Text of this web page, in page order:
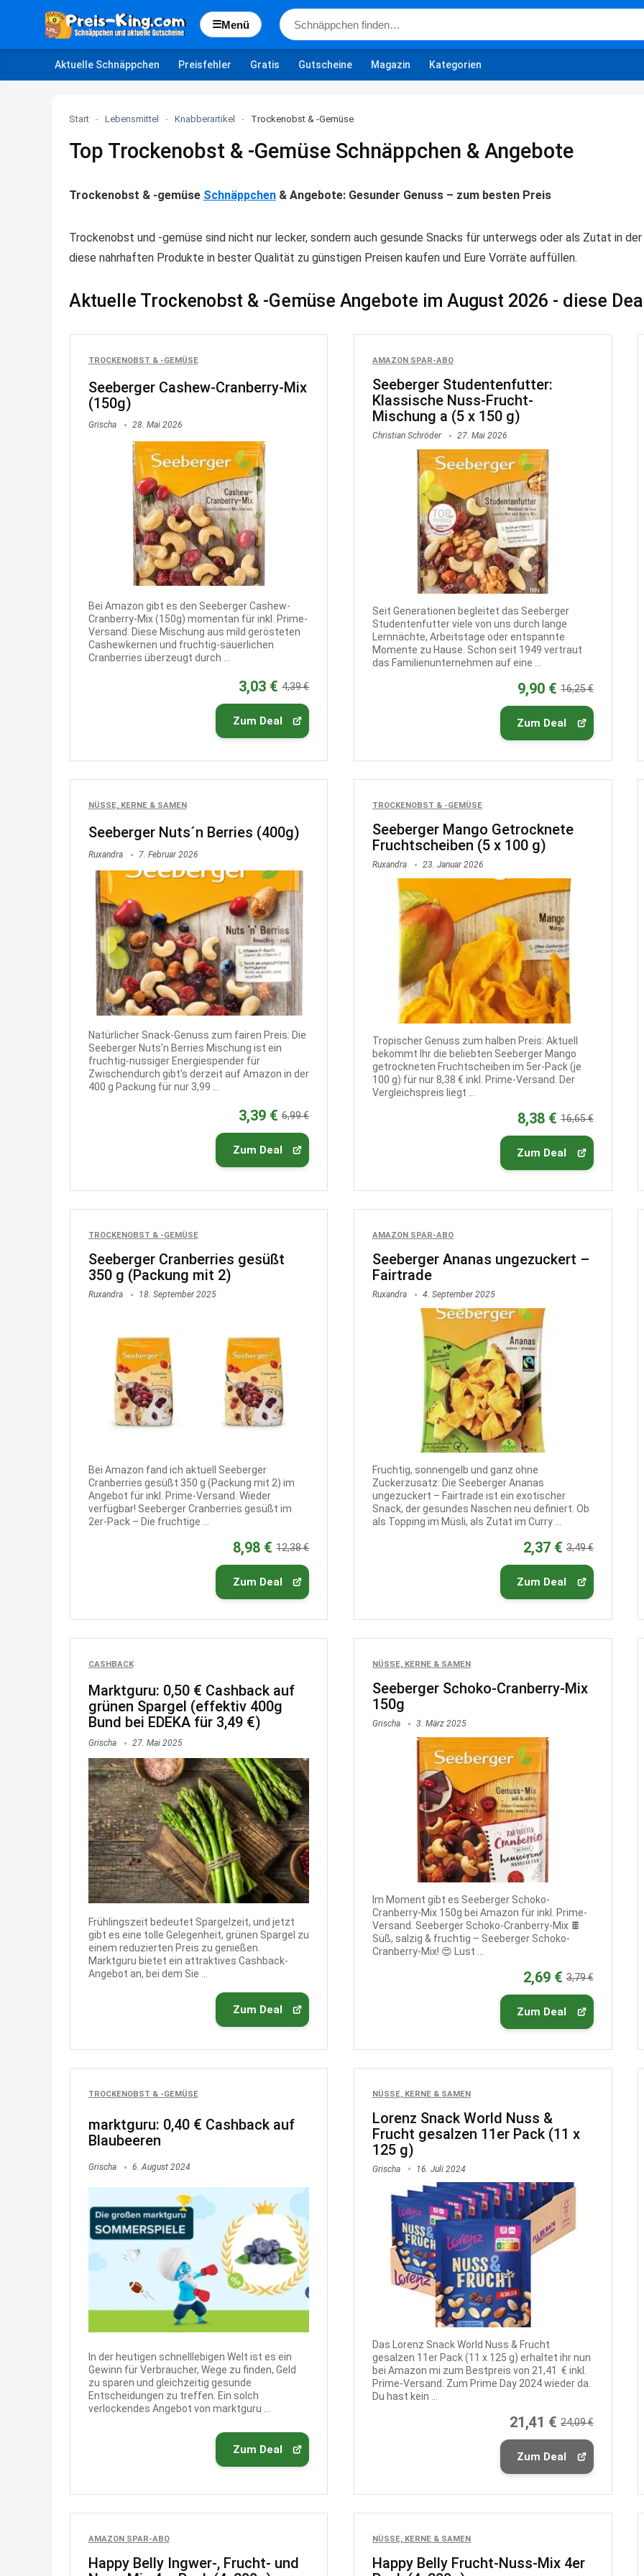
☰Menü
Aktuelle Schnäppchen Preisfehler Gratis Gutscheine Magazin Kategorien
Start - Lebensmittel - Knabberartikel - Trockenobst & -Gemüse
Top Trockenobst & -Gemüse Schnäppchen & Angebote
Trockenobst & -gemüse Schnäppchen & Angebote: Gesunder Genuss – zum besten Preis
Trockenobst und -gemüse sind nicht nur lecker, sondern auch gesunde Snacks für unterwegs oder als Zutat in
diese nahrhaften Produkte in bester Qualität zu günstigen Preisen kaufen und Eure Vorräte auffüllen.
Aktuelle Trockenobst & -Gemüse Angebote im August 2026 - diese
TROCKENOBST & -GEMÜSE
Seeberger Cashew-Cranberry-Mix
(150g)
Grischa 28. Mai 2026
Bei Amazon gibt es den Seeberger Cashew-
Cranberry-Mix (150g) momentan für inkl. Prime-
Versand. Diese Mischung aus mild gerösteten
Cashewkernen und fruchtig-säuerlichen
Cranberries überzeugt durch ...
3,03 € 4,39 €
Zum Deal
AMAZON SPAR-ABO
Seeberger Studentenfutter:
Klassische Nuss-Frucht-
Mischung a (5 x 150 g)
Christian Schröder 27. Mai 2026
Seit Generationen begleitet das Seeberger
Studentenfutter viele von uns durch lange
Lernnächte, Arbeitstage oder entspannte
Momente zu Hause. Schon seit 1949 vertraut
das Familienunternehmen auf eine ...
9,90 € 16,25 €
Zum Deal
NÜSSE, KERNE & SAMEN
Seeberger Nuts´n Berries (400g)
Ruxandra 7. Februar 2026
Natürlicher Snack-Genuss zum fairen Preis: Die
Seeberger Nuts’n Berries Mischung ist ein
fruchtig-nussiger Energiespender für
Zwischendurch gibt's derzeit auf Amazon in der
400 g Packung für nur 3,99 ...
3,39 € 6,99 €
Zum Deal
TROCKENOBST & -GEMÜSE
Seeberger Mango Getrocknete
Fruchtscheiben (5 x 100 g)
Ruxandra 23. Januar 2026
Tropischer Genuss zum halben Preis: Aktuell
bekommt Ihr die beliebten Seeberger Mango
getrockneten Fruchtscheiben im 5er-Pack (je
100 g) für nur 8,38 € inkl. Prime-Versand. Der
Vergleichspreis liegt ...
8,38 € 16,65 €
Zum Deal
TROCKENOBST & -GEMÜSE
Seeberger Cranberries gesüßt
350 g (Packung mit 2)
Ruxandra 18. September 2025
Bei Amazon fand ich aktuell Seeberger
Cranberries gesüßt 350 g (Packung mit 2) im
Angebot für inkl. Prime-Versand. Wieder
verfügbar! Seeberger Cranberries gesüßt im
2er-Pack – Die fruchtige ...
8,98 € 12,38 €
Zum Deal
AMAZON SPAR-ABO
Seeberger Ananas ungezuckert –
Fairtrade
Ruxandra 4. September 2025
Fruchtig, sonnengelb und ganz ohne
Zuckerzusatz: Die Seeberger Ananas
ungezuckert – Fairtrade ist ein exotischer
Snack, der gesundes Naschen neu definiert. Ob
als Topping im Müsli, als Zutat im Curry ...
2,37 € 3,49 €
Zum Deal
CASHBACK
Marktguru: 0,50 € Cashback auf
grünen Spargel (effektiv 400g
Bund bei EDEKA für 3,49 €)
Grischa 27. Mai 2025
Frühlingszeit bedeutet Spargelzeit, und jetzt
gibt es eine tolle Gelegenheit, grünen Spargel zu
einem reduzierten Preis zu genießen.
Marktguru bietet ein attraktives Cashback-
Angebot an, bei dem Sie ...
Zum Deal
NÜSSE, KERNE & SAMEN
Seeberger Schoko-Cranberry-Mix
150g
Grischa 3. März 2025
Im Moment gibt es Seeberger Schoko-
Cranberry-Mix 150g bei Amazon für inkl. Prime-
Versand. Seeberger Schoko-Cranberry-Mix 🍫
Süß, salzig & fruchtig – Seeberger Schoko-
Cranberry-Mix! 😍 Lust ...
2,69 € 3,79 €
Zum Deal
TROCKENOBST & -GEMÜSE
marktguru: 0,40 € Cashback auf
Blaubeeren
Grischa 6. August 2024
In der heutigen schnelllebigen Welt ist es ein
Gewinn für Verbraucher, Wege zu finden, Geld
zu sparen und gleichzeitig gesunde
Entscheidungen zu treffen. Ein solch
verlockendes Angebot von marktguru ...
Zum Deal
NÜSSE, KERNE & SAMEN
Lorenz Snack World Nuss &
Frucht gesalzen 11er Pack (11 x
125 g)
Grischa 16. Juli 2024
Das Lorenz Snack World Nuss & Frucht
gesalzen 11er Pack (11 x 125 g) erhaltet ihr nun
bei Amazon mi zum Bestpreis von 21,41 € inkl.
Prime-Versand. Zum Prime Day 2024 wieder da.
Du hast kein ...
21,41 € 24,09 €
Zum Deal
AMAZON SPAR-ABO
Happy Belly Ingwer-, Frucht- und
NÜSSE, KERNE & SAMEN
Happy Belly Frucht-Nuss-Mix 4er